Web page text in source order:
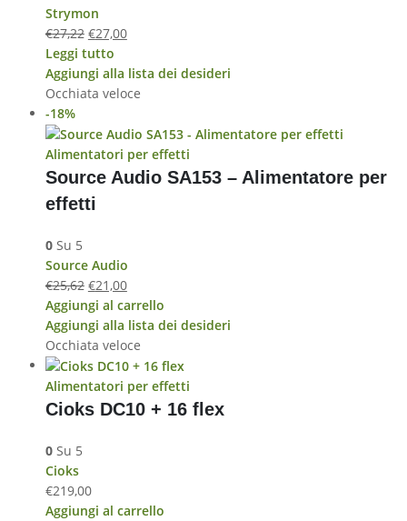
Strymon
€27,22 €27,00
Leggi tutto
Aggiungi alla lista dei desideri
Occhiata veloce
-18%
Alimentatori per effetti
Source Audio SA153 – Alimentatore per
effetti
0Su 5
Source Audio
€25,62 €21,00
Aggiungi al carrello
Aggiungi alla lista dei desideri
Occhiata veloce
Alimentatori per effetti
Cioks DC10 + 16 flex
0Su 5
Cioks
€219,00
Aggiungi al carrello